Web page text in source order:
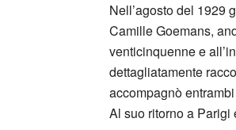
Nell’agosto del 1929
Camille Goemans,
venticinquenne e
dettagliatamente
accompagnò
Al suo ritorno a Parigi